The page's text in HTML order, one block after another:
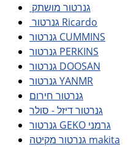
גנרטור מושתק
גנרטור Ricardo
גנרטור CUMMINS
גנרטור PERKINS
גנרטור DOOSAN
גנרטור YANMR
גנרטור חירום
גנרטור דיזל - סולר
גנרטור GEKO גרמני
גנרטור מקיטה makita